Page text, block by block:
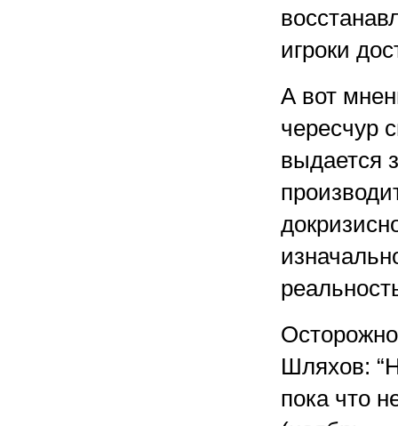
игроки
А вот
чересчур
выдается
Шляхов:
пока что